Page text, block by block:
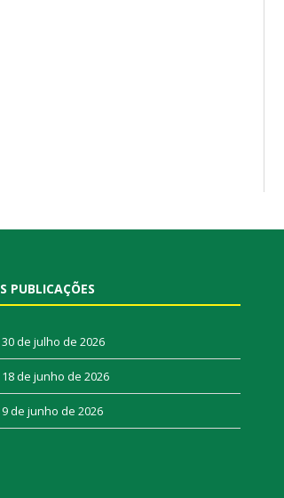
PUBLICAÇÕES
30 de julho de 2026
18 de junho de 2026
9 de junho de 2026